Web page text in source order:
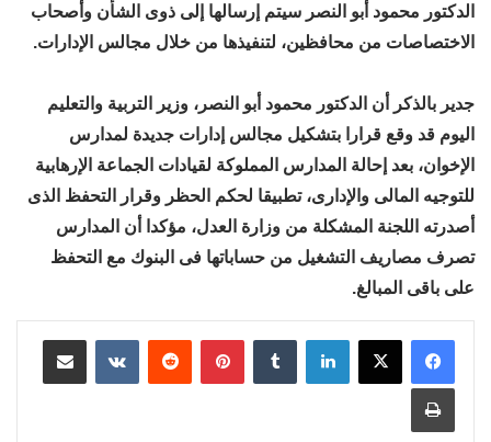
الدكتور محمود أبو النصر سيتم إرسالها إلى ذوى الشأن وأصحاب
الاختصاصات من محافظين، لتنفيذها من خلال مجالس الإدارات.
جدير بالذكر أن الدكتور محمود أبو النصر، وزير التربية والتعليم
اليوم قد وقع قرارا بتشكيل مجالس إدارات جديدة لمدارس
الإخوان، بعد إحالة المدارس المملوكة لقيادات الجماعة الإرهابية
للتوجيه المالى والإدارى، تطبيقا لحكم الحظر وقرار التحفظ الذى
أصدرته اللجنة المشكلة من وزارة العدل، مؤكدا أن المدارس
تصرف مصاريف التشغيل من حساباتها فى البنوك مع التحفظ
على باقى المبالغ.
لينكدإن بينتيريست
مشاركة عبر البريد
طباعة